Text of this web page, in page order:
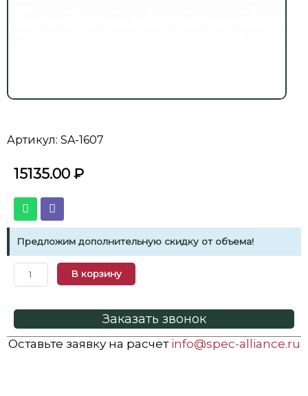
Артикул: SA-1607
15135.00 ₽
Предложим дополнительную скидку от объема!
В корзину
Заказать звонок
Оставьте заявку на расчет info@spec-alliance.ru